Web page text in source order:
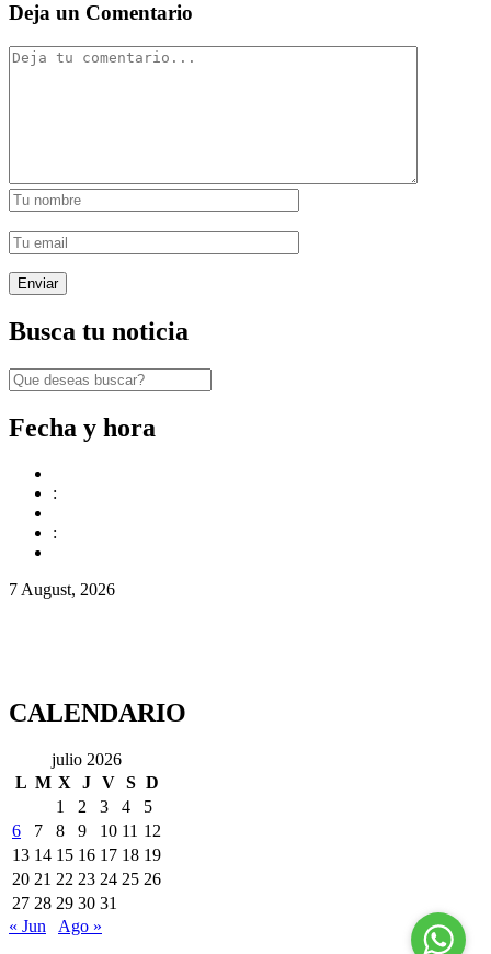
Deja un Comentario
Busca tu noticia
Fecha y hora
:
:
7 August, 2026
CALENDARIO
julio 2026
L M X J V S D
1
2 3 4
5
6
7 8 9 10 11 12
13 14 15 16 17 18 19
20 21 22 23 24 25 26
27 28 29 30 31
« Jun
Ago »